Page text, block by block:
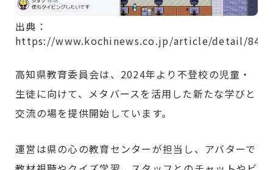
出典：
https://www.kochinews.co.jp/article/detail/
高知県教育委員会は、2024年より不登校の児童・
生徒に向けて、メタバースを活用した新たな学びと
交流の場を提供開始しています。
運営は県の心の教育センターが担当し、アバターで